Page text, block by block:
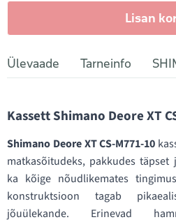
Lisan
Ülevaade Tarneinfo
Kassett Shimano Deore XT
Shimano Deore XT CS-M771-10
matkasõitudeks, pakkudes
ka kõige nõudlikemates
konstruktsioon tagab
jõuülekande. Erinevad